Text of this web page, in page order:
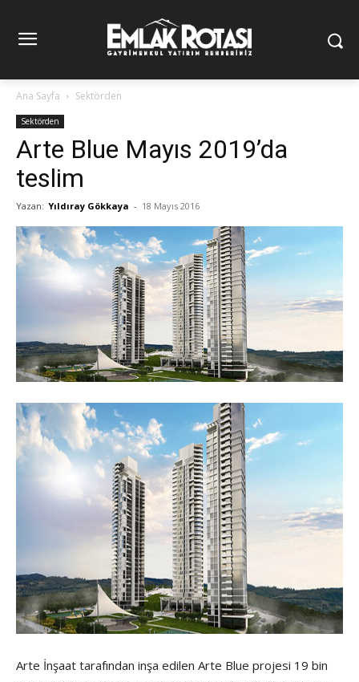
Ana Sayfa Sektörden
Sektörden
Arte Blue Mayıs 2019’da
teslim
Yazan: Yıldıray Gökkaya - 18 Mayıs 2016
Arte İnşaat tarafından inşa edilen Arte Blue projesi 19 bin